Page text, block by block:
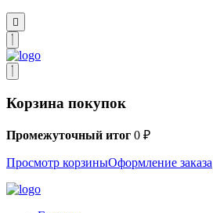
Корзина покупок
Промежуточный итог 0 ₽
Просмотр корзиныОформление заказа